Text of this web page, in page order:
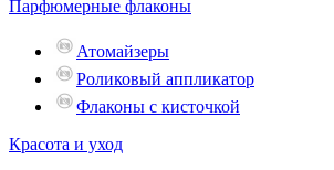
Парфюмерные флаконы
Атомайзеры
Роликовый аппликатор
Флаконы с кисточкой
Красота и уход